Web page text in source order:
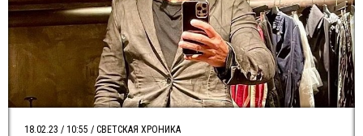
18.02.23 / 10:55 / СВЕТСКАЯ ХРОНИКА